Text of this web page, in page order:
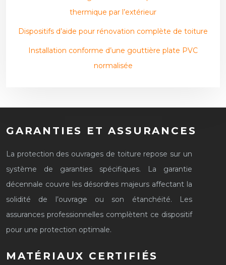
thermique par l’extérieur
Dispositifs d’aide pour rénovation complète de toiture
Installation conforme d’une gouttière plate PVC
normalisée
GARANTIES ET ASSURANCES
La protection des ouvrages de toiture repose sur un
système de garanties spécifiques. La garantie
décennale couvre les désordres majeurs affectant la
solidité de l’ouvrage ou son étanchéité. Les
assurances professionnelles complètent ce dispositif
pour une protection optimale.
MATÉRIAUX CERTIFIÉS